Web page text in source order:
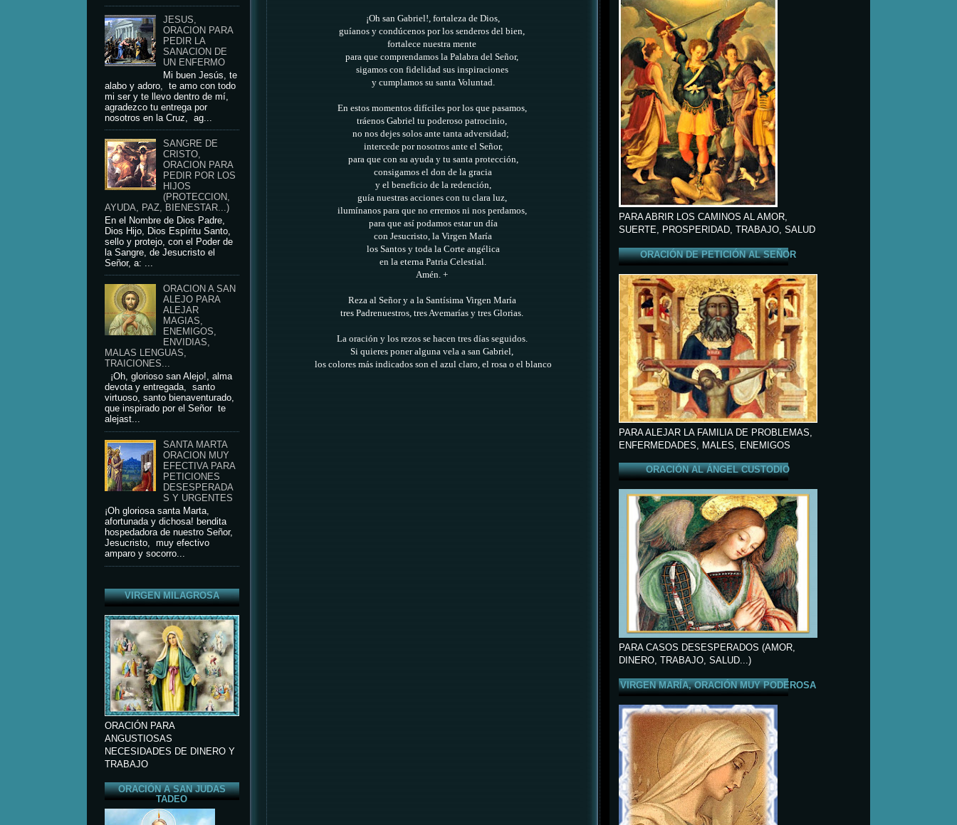
JESUS,
ORACION PARA
PEDIR LA
SANACION DE
UN ENFERMO
Mi buen Jesús, te
alabo y adoro, te amo con todo
mi ser y te llevo dentro de mí,
agradezco tu entrega por
nosotros en la Cruz, ag...
SANGRE DE
CRISTO,
ORACION PARA
PEDIR POR LOS
HIJOS
(PROTECCION,
AYUDA, PAZ, BIENESTAR...)
En el Nombre de Dios Padre,
Dios Hijo, Dios Espíritu Santo,
sello y protejo, con el Poder de
la Sangre, de Jesucristo el
Señor, a: ...
ORACION A SAN
ALEJO PARA
ALEJAR
MAGIAS,
ENEMIGOS,
ENVIDIAS,
MALAS LENGUAS,
TRAICIONES...
¡Oh, glorioso san Alejo!, alma
devota y entregada, santo
virtuoso, santo bienaventurado,
que inspirado por el Señor te
alejast...
SANTA MARTA
ORACION MUY
EFECTIVA PARA
PETICIONES
DESESPERADA
S Y URGENTES
¡Oh gloriosa santa Marta,
afortunada y dichosa! bendita
hospedadora de nuestro Señor,
Jesucristo, muy efectivo
amparo y socorro...
VIRGEN MILAGROSA
ORACIÓN PARA
ANGUSTIOSAS
NECESIDADES DE DINERO Y
TRABAJO
ORACIÓN A SAN JUDAS
TADEO
¡Oh san Gabriel!, fortaleza de Dios,
guíanos y condúcenos por los senderos del bien,
fortalece nuestra mente
para que comprendamos la Palabra del Señor,
sigamos con fidelidad sus inspiraciones
y cumplamos su santa Voluntad.
En estos momentos difíciles por los que pasamos,
tráenos Gabriel tu poderoso patrocinio,
no nos dejes solos ante tanta adversidad;
intercede por nosotros ante el Señor,
para que con su ayuda y tu santa protección,
consigamos el don de la gracia
y el beneficio de la redención,
guía nuestras acciones con tu clara luz,
ilumínanos para que no erremos ni nos perdamos,
para que así podamos estar un día
con Jesucristo, la Virgen María
los Santos y toda la Corte angélica
en la eterna Patria Celestial.
Amén. +
Reza al Señor y a la Santísima Virgen María
tres Padrenuestros, tres Avemarías y tres Glorias.
La oración y los rezos se hacen tres días seguidos.
Si quieres poner alguna vela a san Gabriel,
los colores más indicados son el azul claro, el rosa o el blanco
PARA ABRIR LOS CAMINOS AL AMOR,
SUERTE, PROSPERIDAD, TRABAJO, SALUD
ORACIÓN DE PETICIÓN AL SEÑOR
PARA ALEJAR LA FAMILIA DE PROBLEMAS,
ENFERMEDADES, MALES, ENEMIGOS
ORACIÓN AL ÁNGEL CUSTODIO
PARA CASOS DESESPERADOS (AMOR,
DINERO, TRABAJO, SALUD...)
VIRGEN MARÍA, ORACIÓN MUY PODEROSA